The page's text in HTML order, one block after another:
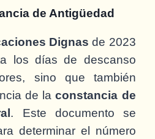
de Antigüedad
Dignas de 2023
los días de descanso
sino que también
de laconstancia de
. Este documento se
determinar el número